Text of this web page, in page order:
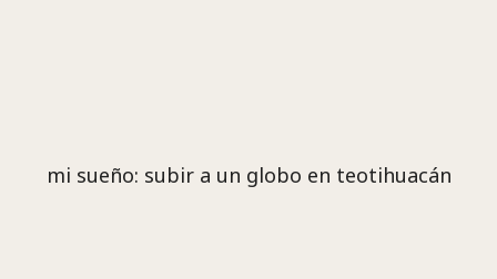
mi sueño: subir a un globo en teotihuacán